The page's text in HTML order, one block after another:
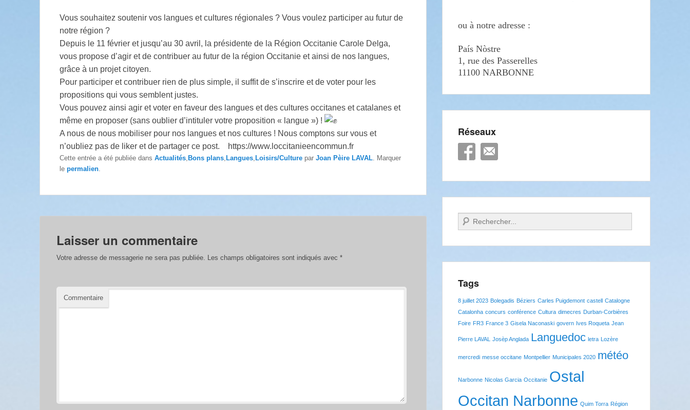
Vous souhaitez soutenir vos langues et cultures régionales ? Vous voulez participer au futur de
notre région ?
Depuis le 11 février et jusqu’au 30 avril, la présidente de la Région Occitanie Carole Delga,
vous propose d’agir et de contribuer au futur de la région Occitanie et ainsi de nos langues,
grâce à un projet citoyen.
Pour participer et contribuer rien de plus simple, il suffit de s’inscrire et de voter pour les
propositions qui vous semblent justes.
Vous pouvez ainsi agir et voter en faveur des langues et des cultures occitanes et catalanes et
même en proposer (sans oublier d’intituler votre proposition « langue ») !
A nous de nous mobiliser pour nos langues et nos cultures ! Nous comptons sur vous et
n’oubliez pas de liker et de partager ce post. https://www.loccitanieencommun.fr
Cette entrée a été publiée dans Actualités Bons plans Langues Loisirs/Culture par Joan Pèire LAVAL . Marquer
le permalien
Laisser un commentaire
Votre adresse de messagerie ne sera pas publiée. Les champs obligatoires sont indiqués avec *
Commentaire
ou à notre adresse :
País Nòstre
1, rue des Passerelles
11100 NARBONNE
Réseaux
Recherche
Tags
8 juillet 2023 Bolegadis Béziers Carles Puigdemont castell Catalogne
Catalonha concurs conférence Cultura dimecres Durban-Corbières
Foire FR3 France 3 Gisela Naconaski govern Ives Roqueta Jean
Pierre LAVAL Josèp Anglada Languedoc letra Lozère
mercredi messe occitane Montpellier Municipales 2020 météo
Narbonne Nicolas Garcia Occitanie Ostal
Occitan Narbonne Quim Torra Région